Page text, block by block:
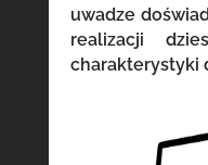
uwadze
realizacji
charakterystyki